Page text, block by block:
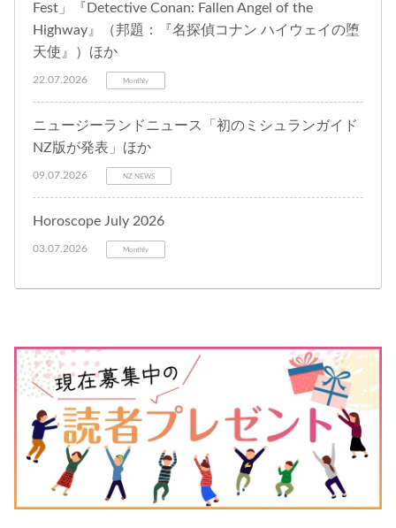
Fest」『Detective Conan: Fallen Angel of the
Highway』（邦題：『名探偵コナン ハイウェイの堕
天使』）ほか
22.07.2026 Monthly
ニュージーランドニュース「初のミシュランガイド
NZ版が発表」ほか
09.07.2026 NZ NEWS
Horoscope July 2026
03.07.2026 Monthly